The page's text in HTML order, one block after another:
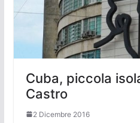
Cuba, piccola
Castro
2 Dicembre 2016